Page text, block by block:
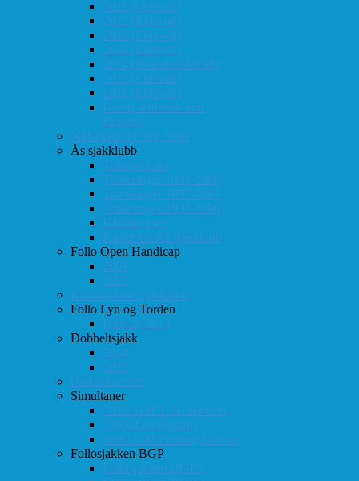
2011 (Eidsvoll)
2012 (Eidsvoll)
2013 (Eidsvoll)
2014 (Eidsvoll)
2014 (Rokaden/NSSF)
2015 (Eidsvoll)
2016 (Eidsvoll)
Kamp-statistikk mot
Eidsvoll
NM-finale for lag 1998
Ås sjakklubb
Totaloversikt
Turneringer 1981-1986
Turneringer 1987-1991
Turneringer 1992-1996
Klubbaviser
Partier fra Ås sjakklubb
Follo Open Handicap
2001
1999
Klubbavisen Sjakkalen
Follo Lyn og Torden
Februar 2013
Dobbeltsjakk
2014
2015
Østlandsserien
Simultaner
2016: GM T. R. Hansen
1999: Leif Øgaard
1996: GM Predrag Nikolic
Follosjakken BGP
Follosjakken BGP 1